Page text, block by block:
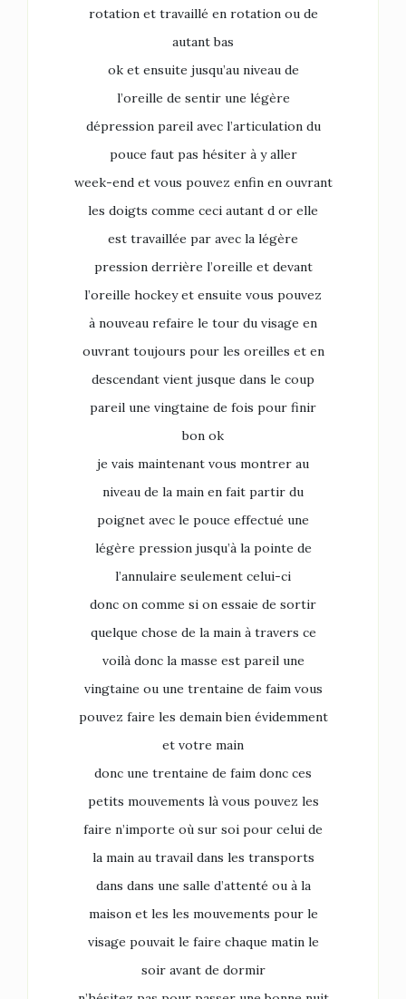
rotation et travaillé en rotation ou de
autant bas
ok et ensuite jusqu’au niveau de
l’oreille de sentir une légère
dépression pareil avec l’articulation du
pouce faut pas hésiter à y aller
week-end et vous pouvez enfin en ouvrant
les doigts comme ceci autant d or elle
est travaillée par avec la légère
pression derrière l’oreille et devant
l’oreille hockey et ensuite vous pouvez
à nouveau refaire le tour du visage en
ouvrant toujours pour les oreilles et en
descendant vient jusque dans le coup
pareil une vingtaine de fois pour finir
bon ok
je vais maintenant vous montrer au
niveau de la main en fait partir du
poignet avec le pouce effectué une
légère pression jusqu’à la pointe de
l’annulaire seulement celui-ci
donc on comme si on essaie de sortir
quelque chose de la main à travers ce
voilà donc la masse est pareil une
vingtaine ou une trentaine de faim vous
pouvez faire les demain bien évidemment
et votre main
donc une trentaine de faim donc ces
petits mouvements là vous pouvez les
faire n’importe où sur soi pour celui de
la main au travail dans les transports
dans dans une salle d’attenté ou à la
maison et les les mouvements pour le
visage pouvait le faire chaque matin le
soir avant de dormir